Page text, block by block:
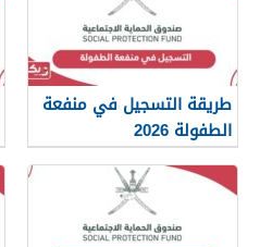
طريقة التسجيل في منفعة
الطفولة 2026